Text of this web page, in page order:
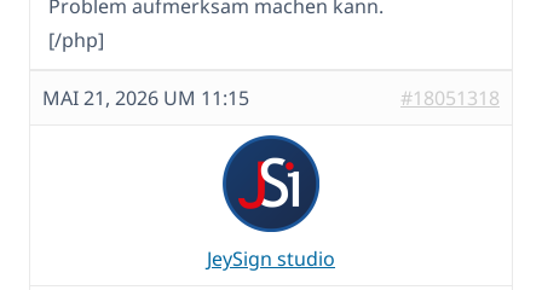
Problem aufmerksam machen kann.
[/php]
MAI 21, 2026 UM 11:15 #18051318
JeySign studio